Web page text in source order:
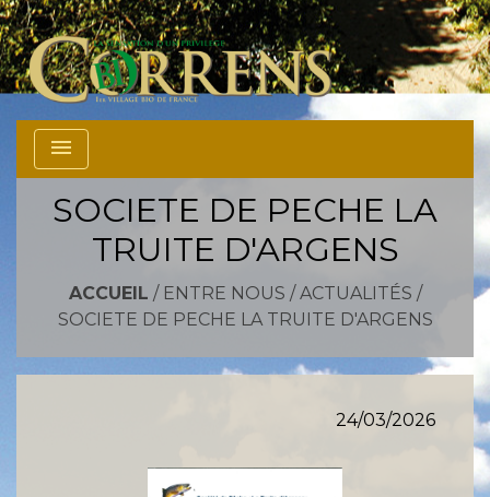
menu
SOCIETE DE PECHE LA
TRUITE D'ARGENS
ACCUEIL / ENTRE NOUS /ACTUALITÉS /
SOCIETE DE PECHE LA TRUITE D'ARGENS
24/03/2026